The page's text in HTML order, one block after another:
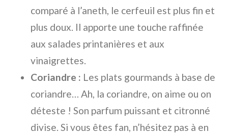
comparé à l’aneth, le cerfeuil est plus fin et
plus doux. Il apporte une touche raffinée
aux salades printanières et aux
vinaigrettes.
Coriandre : Les plats gourmands à base de
coriandre… Ah, la coriandre, on aime ou on
déteste ! Son parfum puissant et citronné
divise. Si vous êtes fan, n’hésitez pas à en